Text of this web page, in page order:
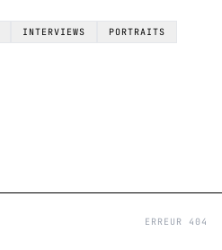
INTERVIEWS PORTRAITS
ERREUR 404